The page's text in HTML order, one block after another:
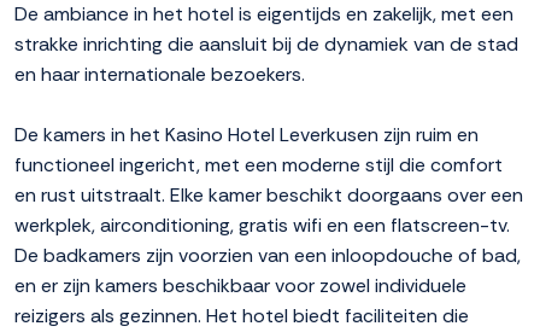
De ambiance in het hotel is eigentijds en zakelijk, met een
strakke inrichting die aansluit bij de dynamiek van de stad
en haar internationale bezoekers.
De kamers in het Kasino Hotel Leverkusen zijn ruim en
functioneel ingericht, met een moderne stijl die comfort
en rust uitstraalt. Elke kamer beschikt doorgaans over een
werkplek, airconditioning, gratis wifi en een flatscreen-tv.
De badkamers zijn voorzien van een inloopdouche of bad,
en er zijn kamers beschikbaar voor zowel individuele
reizigers als gezinnen. Het hotel biedt faciliteiten die